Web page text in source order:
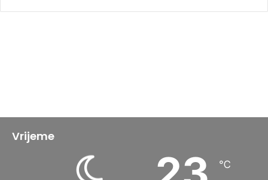
Vrijeme
℃